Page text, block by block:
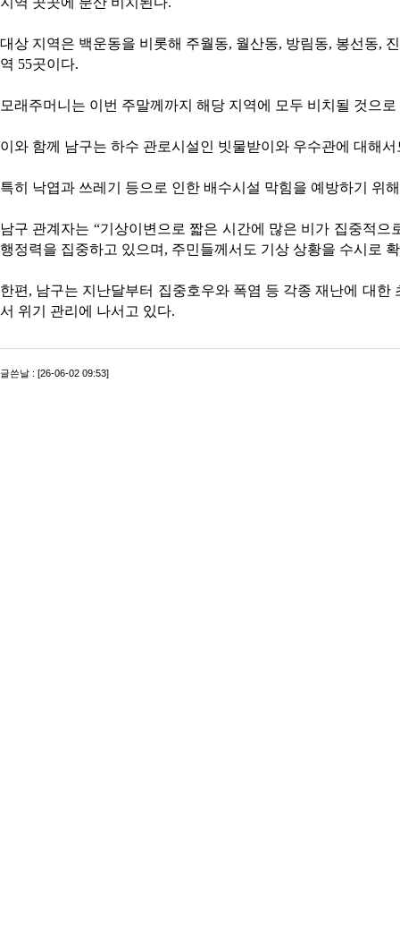
대상 지역은 백운동을 비롯해 주월동, 월산동, 방림동, 봉선동,
역 55곳이다.
모래주머니는 이번 주말께까지 해당 지역에 모두 비치될 것으로
이와 함께 남구는 하수 관로시설인 빗물받이와 우수관에 대해
특히 낙엽과 쓰레기 등으로 인한 배수시설 막힘을 예방하기 위
남구 관계자는 “기상이변으로 짧은 시간에 많은 비가 집중적
행정력을 집중하고 있으며, 주민들께서도 기상 상황을 수시로
한편, 남구는 지난달부터 집중호우와 폭염 등 각종 재난에 대
서 위기 관리에 나서고 있다.
글쓴날 : [26-06-02 09:53]